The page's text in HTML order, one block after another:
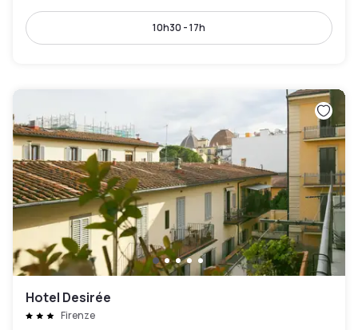
10h30 - 17h
Hotel Desirée
Firenze